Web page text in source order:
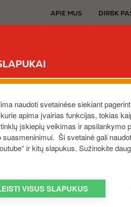
naudoti svetainėse siekiant
apima įvairias funkcijas, tokias
įskiepių veikimas ir apsilankymo
Ši svetainė gali
ir kitų slapukus. Sužinokite
VISUS SLAPUKUS
n
u
APIE MUS DIRBK